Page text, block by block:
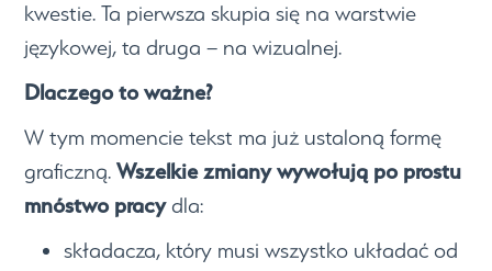
kwestie. Ta pierwsza skupia się na warstwie
językowej, ta druga – na wizualnej.
Dlaczego to ważne?
W tym momencie tekst ma już ustaloną formę
graficzną.Wszelkie zmiany wywołują po prostu
mnóstwo pracydla:
składacza, który musi wszystko układać od